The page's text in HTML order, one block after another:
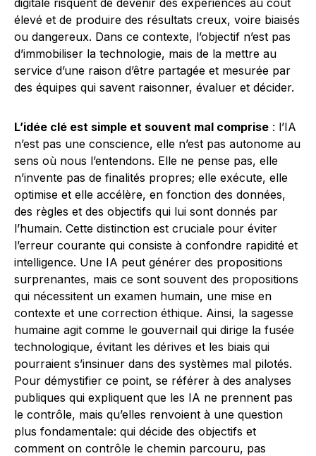
digitale risquent de devenir des expériences au coût
élevé et de produire des résultats creux, voire biaisés
ou dangereux. Dans ce contexte, l’objectif n’est pas
d’immobiliser la technologie, mais de la mettre au
service d’une raison d’être partagée et mesurée par
des équipes qui savent raisonner, évaluer et décider.
L’idée clé est simple et souvent mal comprise : l’IA
n’est pas une conscience, elle n’est pas autonome au
sens où nous l’entendons. Elle ne pense pas, elle
n’invente pas de finalités propres; elle exécute, elle
optimise et elle accélère, en fonction des données,
des règles et des objectifs qui lui sont donnés par
l’humain. Cette distinction est cruciale pour éviter
l’erreur courante qui consiste à confondre rapidité et
intelligence. Une IA peut générer des propositions
surprenantes, mais ce sont souvent des propositions
qui nécessitent un examen humain, une mise en
contexte et une correction éthique. Ainsi, la sagesse
humaine agit comme le gouvernail qui dirige la fusée
technologique, évitant les dérives et les biais qui
pourraient s’insinuer dans des systèmes mal pilotés.
Pour démystifier ce point, se référer à des analyses
publiques qui expliquent que les IA ne prennent pas
le contrôle, mais qu’elles renvoient à une question
plus fondamentale: qui décide des objectifs et
comment on contrôle le chemin parcouru, pas